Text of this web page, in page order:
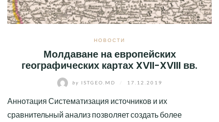
НОВОСТИ
Молдаване на европейских
географических картах XVII-XVIII вв.
by ISTGEO.MD 17.12.2019
Аннотация Систематизация источников и их
сравнительный анализ позволяет создать более